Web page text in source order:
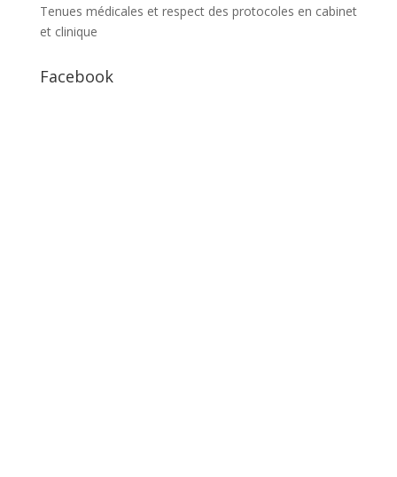
Tenues médicales et respect des protocoles en cabinet
et clinique
Facebook